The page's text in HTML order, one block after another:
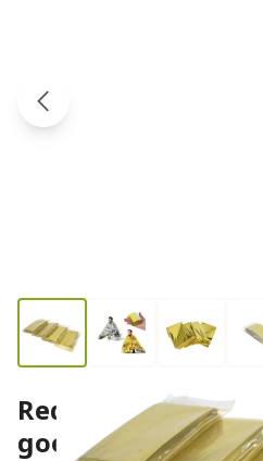
Reddingsdeken 4-
goedgekeurd)